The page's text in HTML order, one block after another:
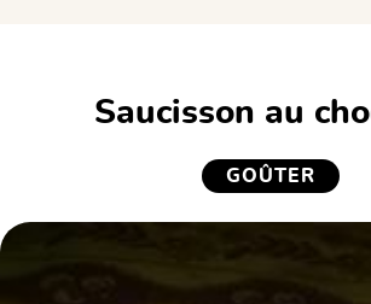
Saucisson au
GOÛTER